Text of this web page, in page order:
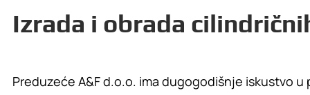
Izrada i obrada
Preduzeće A&F d.o.o. ima dugogodišnje iskustvo